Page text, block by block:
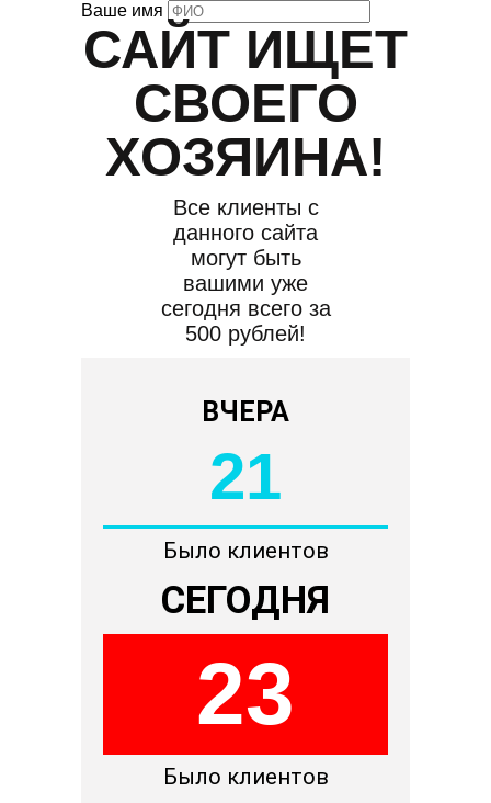
Ваше имя
САЙТ ИЩЕТ
СВОЕГО
ХОЗЯИНА!
Все клиенты с
данного сайта
могут быть
вашими уже
сегодня всего за
500 рублей!
ВЧЕРА
21
Было клиентов
СЕГОДНЯ
23
Было клиентов